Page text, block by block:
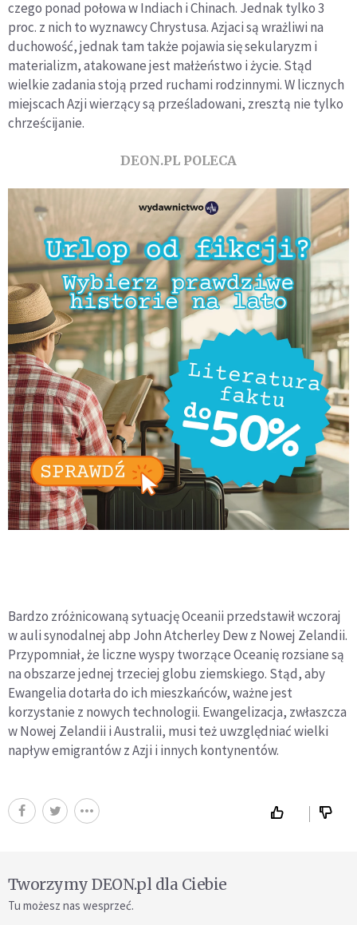
czego ponad połowa w Indiach i Chinach. Jednak tylko 3
proc. z nich to wyznawcy Chrystusa. Azjaci są wrażliwi na
duchowość, jednak tam także pojawia się sekularyzm i
materializm, atakowane jest małżeństwo i życie. Stąd
wielkie zadania stoją przed ruchami rodzinnymi. W licznych
miejscach Azji wierzący są prześladowani, zresztą nie tylko
chrześcijanie.
DEON.PL POLECA
Bardzo zróżnicowaną sytuację Oceanii przedstawił wczoraj
w auli synodalnej abp John Atcherley Dew z Nowej Zelandii.
Przypomniał, że liczne wyspy tworzące Oceanię rozsiane są
na obszarze jednej trzeciej globu ziemskiego. Stąd, aby
Ewangelia dotarła do ich mieszkańców, ważne jest
korzystanie z nowych technologii. Ewangelizacja, zwłaszcza
w Nowej Zelandii i Australii, musi też uwzględniać wielki
napływ emigrantów z Azji i innych kontynentów.
Tworzymy DEON.pl dla Ciebie
Tu możesz nas wesprzeć.